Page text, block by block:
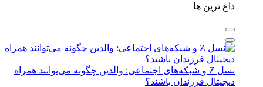
داغ ترین ها
نسل Z و شبکه‌های اجتماعی: والدین چگونه می‌توانند همراه
دیجیتال فرزندان باشند؟